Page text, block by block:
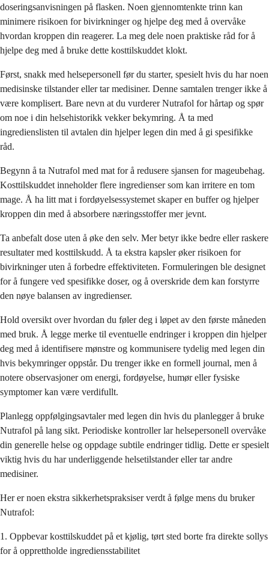
doseringsanvisningen på flasken. Noen gjennomtenkte trinn kan
minimere risikoen for bivirkninger og hjelpe deg med å overvåke
hvordan kroppen din reagerer. La meg dele noen praktiske råd for å
hjelpe deg med å bruke dette kosttilskuddet klokt.
Først, snakk med helsepersonell før du starter, spesielt hvis du har noen
medisinske tilstander eller tar medisiner. Denne samtalen trenger ikke å
være komplisert. Bare nevn at du vurderer Nutrafol for hårtap og spør
om noe i din helsehistorikk vekker bekymring. Å ta med
ingredienslisten til avtalen din hjelper legen din med å gi spesifikke
råd.
Begynn å ta Nutrafol med mat for å redusere sjansen for mageubehag.
Kosttilskuddet inneholder flere ingredienser som kan irritere en tom
mage. Å ha litt mat i fordøyelsessystemet skaper en buffer og hjelper
kroppen din med å absorbere næringsstoffer mer jevnt.
Ta anbefalt dose uten å øke den selv. Mer betyr ikke bedre eller raskere
resultater med kosttilskudd. Å ta ekstra kapsler øker risikoen for
bivirkninger uten å forbedre effektiviteten. Formuleringen ble designet
for å fungere ved spesifikke doser, og å overskride dem kan forstyrre
den nøye balansen av ingredienser.
Hold oversikt over hvordan du føler deg i løpet av den første måneden
med bruk. Å legge merke til eventuelle endringer i kroppen din hjelper
deg med å identifisere mønstre og kommunisere tydelig med legen din
hvis bekymringer oppstår. Du trenger ikke en formell journal, men å
notere observasjoner om energi, fordøyelse, humør eller fysiske
symptomer kan være verdifullt.
Planlegg oppfølgingsavtaler med legen din hvis du planlegger å bruke
Nutrafol på lang sikt. Periodiske kontroller lar helsepersonell overvåke
din generelle helse og oppdage subtile endringer tidlig. Dette er spesielt
viktig hvis du har underliggende helsetilstander eller tar andre
medisiner.
Her er noen ekstra sikkerhetspraksiser verdt å følge mens du bruker
Nutrafol:
1. Oppbevar kosttilskuddet på et kjølig, tørt sted borte fra direkte sollys
for å opprettholde ingrediensstabilitet